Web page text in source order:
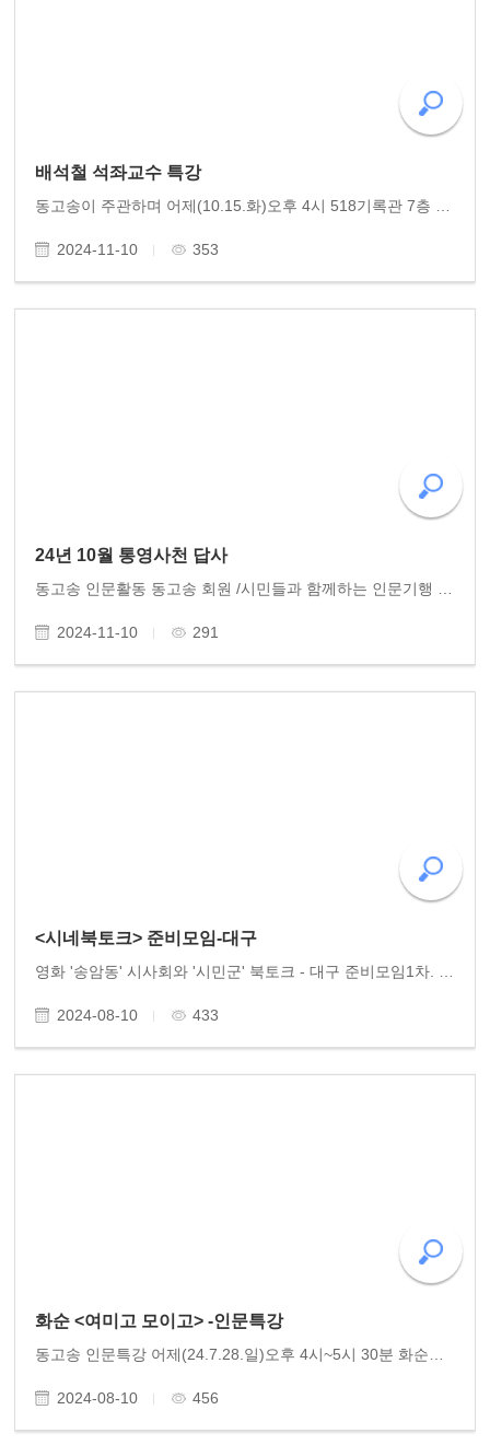
배석철 석좌교수 특강
2024-11-10 353
24년 10월 통영사천 답사
2024-11-10 291
<시네북토크> 준비모임-대구
2024-08-10 433
화순 <여미고 모이고> -인문특강
2024-08-10 456